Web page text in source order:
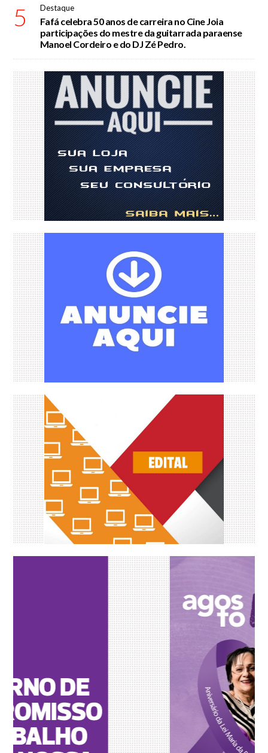
5 Destaque
Fafá celebra 50 anos de carreira no Cine Joia
participações do mestre da guitarrada paraense
Manoel Cordeiro e do DJ Zé Pedro.